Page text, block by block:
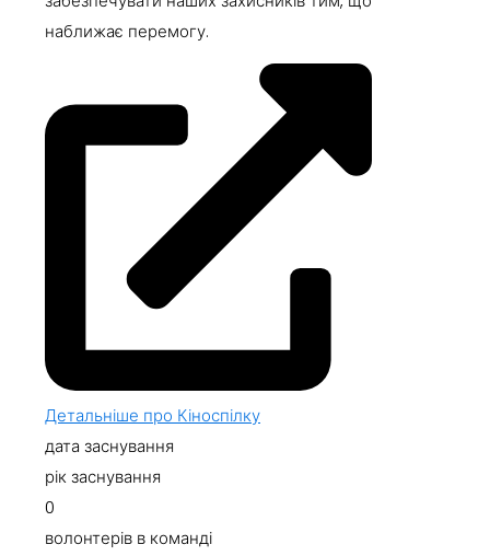
наближає перемогу.
Детальніше про Кіноспілку
дата заснування
рік заснування
0
волонтерів в команді